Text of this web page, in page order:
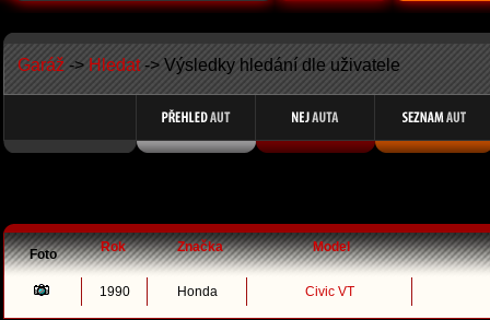
Garáž -> Hledat-> Výsledky hledání dle uživatele
Foto Rok Značka Model
1990 Honda Civic VT